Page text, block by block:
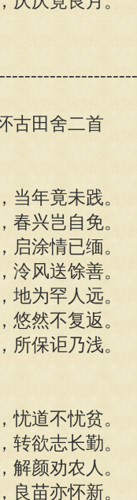
古田舍二首
当年竟未践。
春兴岂自免。
启涂情已缅。
泠风送馀善。
地为罕人远。
悠然不复返。
所保讵乃浅。
忧道不忧贫。
转欲志长勤。
解颜劝农人。
良苗亦怀新。